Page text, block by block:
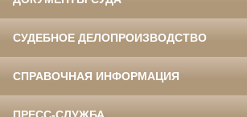
СУДЕБНОЕ ДЕЛОПРОИЗВОДСТВО
СПРАВОЧНАЯ ИНФОРМАЦИЯ